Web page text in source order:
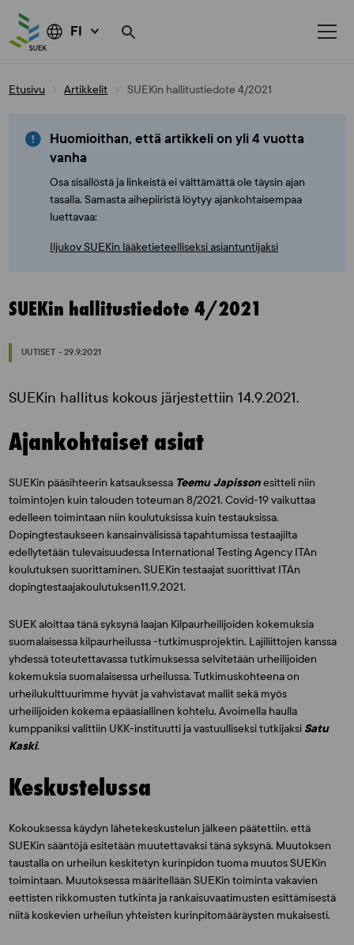
FI
Etusivu Artikkelit SUEKin hallitustiedote 4/2021
Huomioithan, että artikkeli on yli 4 vuotta
vanha
Osa sisällöstä ja linkeistä ei välttämättä ole täysin ajan
tasalla. Samasta aihepiiristä löytyy ajankohtaisempaa
luettavaa:
Iljukov SUEKin lääketieteelliseksi asiantuntijaksi
SUEKin hallitustiedote 4/2021
UUTISET - 29.9.2021
SUEKin hallitus kokous järjestettiin 14.9.2021.
Ajankohtaiset asiat
SUEKin pääsihteerin katsauksessa Teemu Japissonesitteli niin
toimintojen kuin talouden toteuman 8/2021. Covid-19 vaikuttaa
edelleen toimintaan niin koulutuksissa kuin testauksissa.
Dopingtestaukseen kansainvälisissä tapahtumissa testaajilta
edellytetään tulevaisuudessa International Testing Agency ITAn
koulutuksen suorittaminen. SUEKin testaajat suorittivat ITAn
dopingtestaajakoulutuksen11.9.2021.
SUEK aloittaa tänä syksynä laajan Kilpaurheilijoiden kokemuksia
suomalaisessa kilpaurheilussa -tutkimusprojektin. Lajiliittojen kanssa
yhdessä toteutettavassa tutkimuksessa selvitetään urheilijoiden
kokemuksia suomalaisessa urheilussa. Tutkimuskohteena on
urheilukulttuurimme hyvät ja vahvistavat mallit sekä myös
urheilijoiden kokema epäasiallinen kohtelu. Avoimella haulla
kumppaniksi valittiin UKK-instituutti ja vastuulliseksi tutkijaksi Satu
Kaski.
Keskustelussa
Kokouksessa käydyn lähetekeskustelun jälkeen päätettiin, että
SUEKin sääntöjä esitetään muutettavaksi tänä syksynä. Muutoksen
taustalla on urheilun keskitetyn kurinpidon tuoma muutos SUEKin
toimintaan. Muutoksessa määritellään SUEKin toiminta vakavien
eettisten rikkomusten tutkinta ja rankaisuvaatimusten esittämisestä
niitä koskevien urheilun yhteisten kurinpitomääräysten mukaisesti.